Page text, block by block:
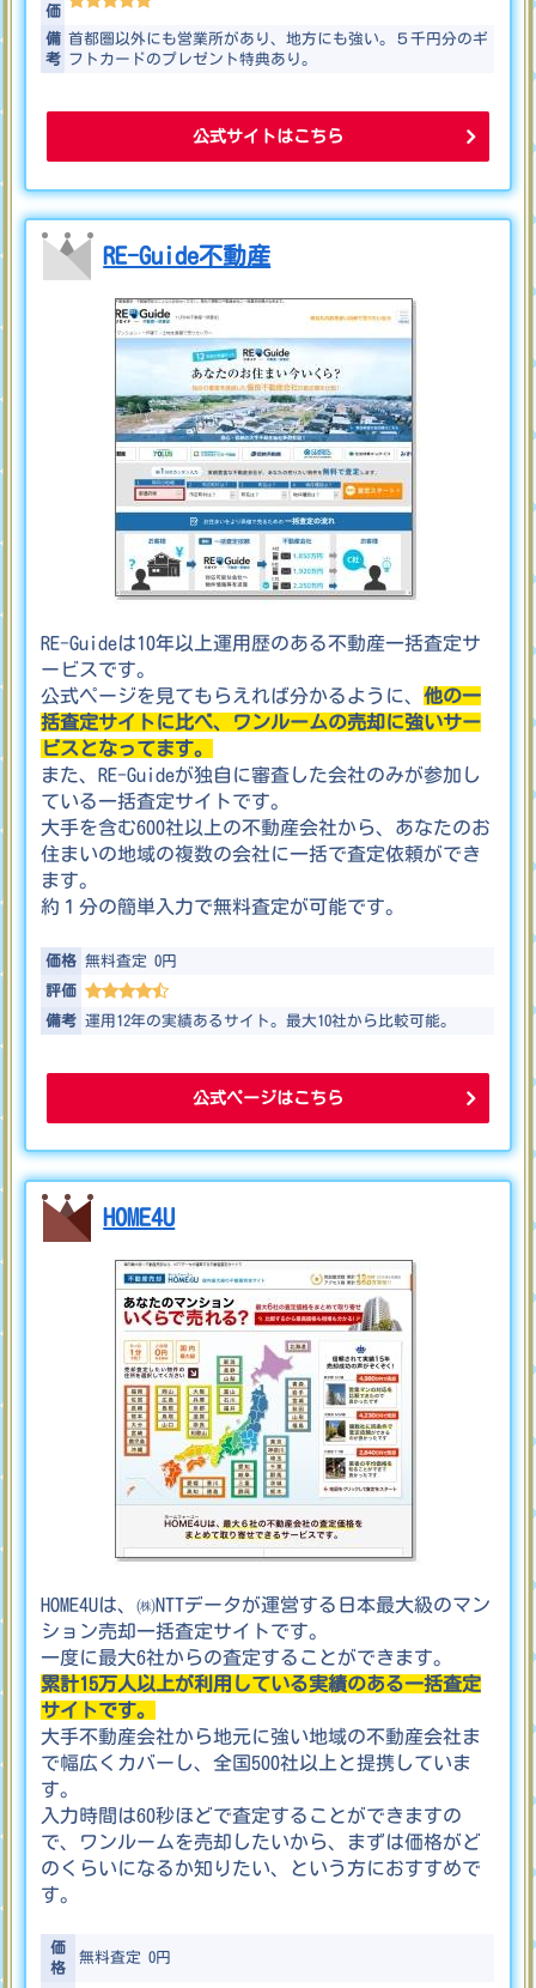
価
備
考
首都圏以外にも営業所があり、地方にも強い。５千円分のギ
フトカードのプレゼント特典あり。
公式サイトはこちら
RE-Guide不動産
RE-Guideは10年以上運用歴のある不動産一括査定サ
ービスです。
公式ページを見てもらえれば分かるように、他の一
括査定サイトに比べ、ワンルームの売却に強いサー
ビスとなってます。
また、RE-Guideが独自に審査した会社のみが参加し
ている一括査定サイトです。
大手を含む600社以上の不動産会社から、あなたのお
住まいの地域の複数の会社に一括で査定依頼ができ
ます。
約１分の簡単入力で無料査定が可能です。
価格 無料査定 0円
評価
備考 運用12年の実績あるサイト。最大10社から比較可能。
公式ページはこちら
HOME4U
HOME4Uは、㈱NTTデータが運営する日本最大級のマン
ション売却一括査定サイトです。
一度に最大6社からの査定することができます。
累計15万人以上が利用している実績のある一括査定
サイトです。
大手不動産会社から地元に強い地域の不動産会社ま
で幅広くカバーし、全国500社以上と提携していま
す。
入力時間は60秒ほどで査定することができますの
で、ワンルームを売却したいから、まずは価格がど
のくらいになるか知りたい、という方におすすめで
す。
価
格
無料査定 0円